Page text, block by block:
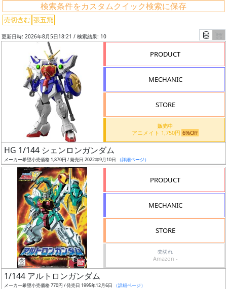
検索条件をカスタムクイック検索に保存
売切含む 張五飛
フ
リ
グ
レ
ル
更新日時: 2026年8月5日18:21 / 検索結果: 10
PRODUCT
MECHANIC
STORE
販売中
アニメイト 1,750円 6%Off
HG 1/144 シェンロンガンダム
メーカー希望小売価格 1,870円 / 発売日 2022年9月10日 （詳細ページ）
PRODUCT
MECHANIC
STORE
売切れ
Amazon -
1/144 アルトロンガンダム
メーカー希望小売価格 770円 / 発売日 1995年12月6日 （詳細ページ）